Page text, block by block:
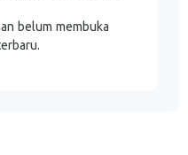
belum membuka